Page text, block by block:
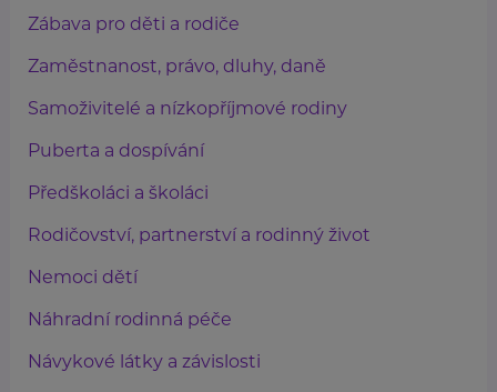
Zábava pro děti a rodiče
Zaměstnanost, právo, dluhy, daně
Samoživitelé a nízkopříjmové rodiny
Puberta a dospívání
Předškoláci a školáci
Rodičovství, partnerství a rodinný život
Nemoci dětí
Náhradní rodinná péče
Návykové látky a závislosti